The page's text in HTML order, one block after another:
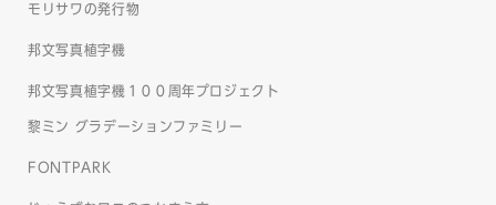
モリサワの発行物
邦文写真植字機
邦文写真植字機１００周年プロジェクト
黎ミン グラデーションファミリー
FONTPARK